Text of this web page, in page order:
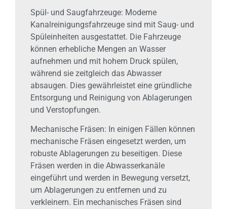
Spül- und Saugfahrzeuge: Moderne
Kanalreinigungsfahrzeuge sind mit Saug- und
Spüleinheiten ausgestattet. Die Fahrzeuge
können erhebliche Mengen an Wasser
aufnehmen und mit hohem Druck spülen,
während sie zeitgleich das Abwasser
absaugen. Dies gewährleistet eine gründliche
Entsorgung und Reinigung von Ablagerungen
und Verstopfungen.
Mechanische Fräsen: In einigen Fällen können
mechanische Fräsen eingesetzt werden, um
robuste Ablagerungen zu beseitigen. Diese
Fräsen werden in die Abwasserkanäle
eingeführt und werden in Bewegung versetzt,
um Ablagerungen zu entfernen und zu
verkleinern. Ein mechanisches Fräsen sind